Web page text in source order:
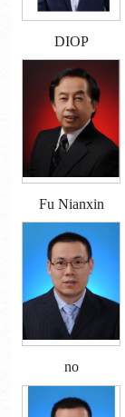
DIOP
Fu Nianxin
no